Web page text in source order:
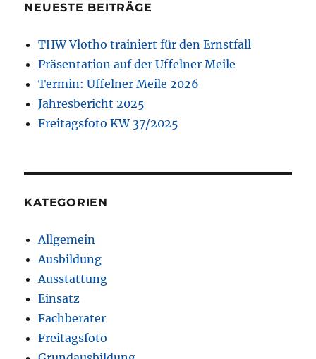
NEUESTE BEITRÄGE
THW Vlotho trainiert für den Ernstfall
Präsentation auf der Uffelner Meile
Termin: Uffelner Meile 2026
Jahresbericht 2025
Freitagsfoto KW 37/2025
KATEGORIEN
Allgemein
Ausbildung
Ausstattung
Einsatz
Fachberater
Freitagsfoto